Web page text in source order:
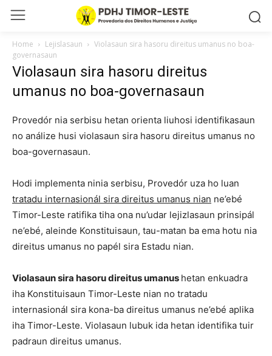
Home Lejislasaun
Violasaun sira hasoru direitus umanus no boa-
governasaun
Violasaun sira hasoru direitus
umanus no boa-governasaun
Provedór nia serbisu hetan orienta liuhosi identifikasaun
no análize husi violasaun sira hasoru direitus umanus no
boa-governasaun.
Hodi implementa ninia serbisu, Provedór uza ho luan
tratadu internasionál sira direitus umanus nian ne’ebé
Timor-Leste ratifika tiha ona nu’udar lejizlasaun prinsipál
ne’ebé, aleinde Konstituisaun, tau-matan ba ema hotu nia
direitus umanus no papél sira Estadu nian.
Violasaun sira hasoru direitus umanus hetan enkuadra
iha Konstituisaun Timor-Leste nian no tratadu
internasionál sira kona-ba direitus umanus ne’ebé aplika
iha Timor-Leste. Violasaun lubuk ida hetan identifika tuir
padraun direitus umanus.